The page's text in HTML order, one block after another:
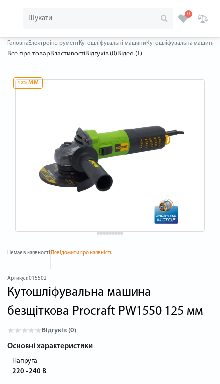
0
Головна ЕлектроінструментКутошліфувальні машини Кутошліфувальна машина
Все про товарВластивостіВідгуків (0)Відео (1)
125 ММ
Немає в наявності Повідомити про наявність
Артикул:015502
Кутошліфувальна машина
безщіткова Procraft PW1550 125 мм
Відгуків (0)
Основні характеристики
Напруга
220 - 240 В